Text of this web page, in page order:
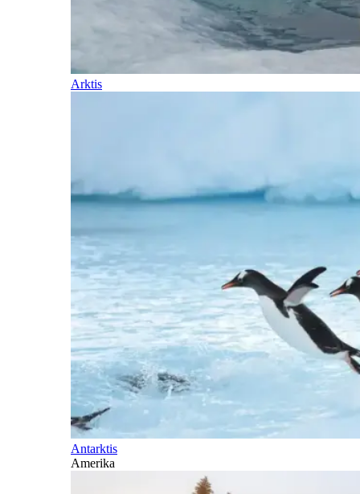
Arktis
Antarktis
Amerika